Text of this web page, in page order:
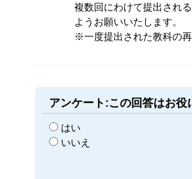
複数回にわけて提出され
ようお願いいたします。
※一度提出された教科の
アンケート:この回答はお役
はい
いいえ